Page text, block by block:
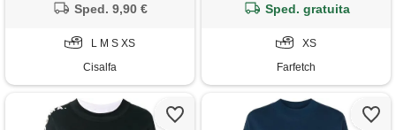
Sped. 9,90 €
L M S XS
Cisalfa
Sped. gratuita
XS
Farfetch